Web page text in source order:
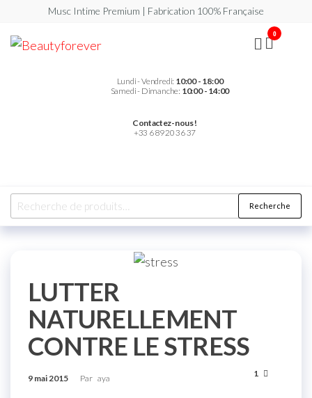
Musc Intime Premium | Fabrication 100% Française
Lundi - Vendredi: 10:00 - 18:00
Samedi - Dimanche: 10:00 - 14:00
Contactez-nous !
+33 6 89 20 36 37
0
Recherche
LUTTER
NATURELLEMENT
CONTRE LE STRESS
9 mai 2015 Par aya 1